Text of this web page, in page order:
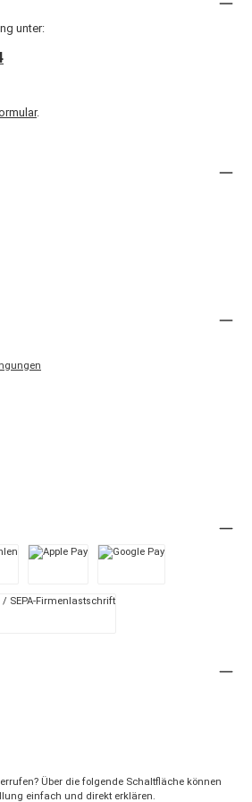
unter:
.
Über die folgende Schaltfläche können
einfach und direkt erklären.